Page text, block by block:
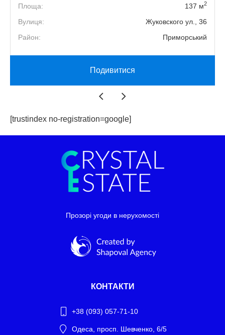
Площа:
137 м2
Вулиця:
Жуковского ул., 36
Район:
Приморський
Подивитися
[trustindex no-registration=google]
Прозорі угоди в нерухомості
КОНТАКТИ
+38 (093) 057-71-10
Одеса, просп. Шевченко, 6/5